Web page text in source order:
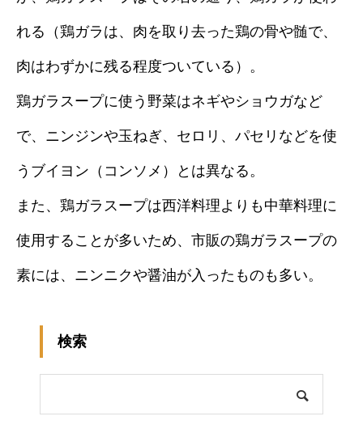
れる（鶏ガラは、肉を取り去った鶏の骨や髄で、
肉はわずかに残る程度ついている）。
鶏ガラスープに使う野菜はネギやショウガなど
で、ニンジンや玉ねぎ、セロリ、パセリなどを使
うブイヨン（コンソメ）とは異なる。
また、鶏ガラスープは西洋料理よりも中華料理に
使用することが多いため、市販の鶏ガラスープの
素には、ニンニクや醤油が入ったものも多い。
検索